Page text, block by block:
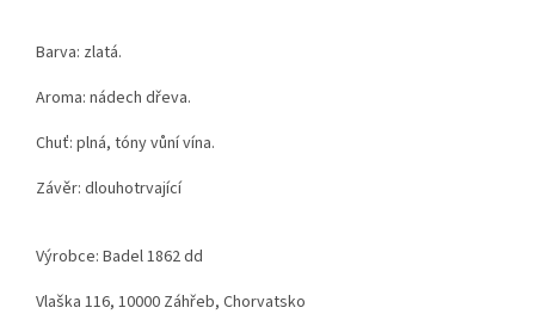
Barva: zlatá.
Aroma: nádech dřeva.
Chuť: plná, tóny vůní vína.
Závěr: dlouhotrvající
Výrobce: Badel 1862 dd
Vlaška 116, 10000 Záhřeb, Chorvatsko